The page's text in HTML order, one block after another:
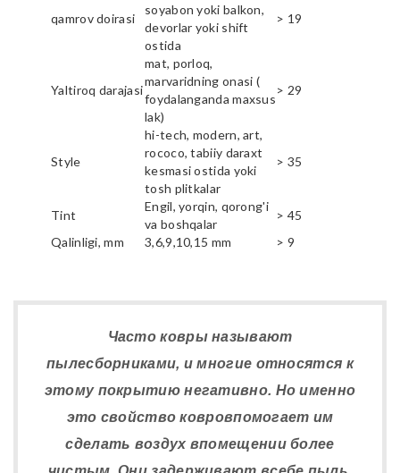
qamrov doirasi
soyabon yoki balkon,
devorlar yoki shift
ostida
> 19
Yaltiroq darajasi
mat, porloq,
marvaridning onasi (
foydalanganda maxsus
lak)
> 29
Style
hi-tech, modern, art,
rococo, tabiiy daraxt
kesmasi ostida yoki
tosh plitkalar
> 35
Tint
Engil, yorqin, qorong'i
va boshqalar
> 45
Qalinligi, mm
3,6,9,10,15 mm > 9
Часто ковры называют
пылесборниками, и многие относятся к
этому покрытию негативно. Но именно
это свойство ковровпомогает им
сделать воздух впомещении более